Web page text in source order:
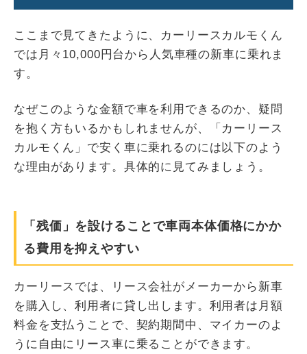
ここまで見てきたように、カーリースカルモくん
では月々10,000円台から人気車種の新車に乗れま
す。
なぜこのような金額で車を利用できるのか、疑問
を抱く方もいるかもしれませんが、「カーリース
カルモくん」で安く車に乗れるのには以下のよう
な理由があります。具体的に見てみましょう。
「残価」を設けることで車両本体価格にかか
る費用を抑えやすい
カーリースでは、リース会社がメーカーから新車
を購入し、利用者に貸し出します。利用者は月額
料金を支払うことで、契約期間中、マイカーのよ
うに自由にリース車に乗ることができます。